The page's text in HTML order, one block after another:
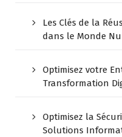
Les Clés de la
dans le Monde
Optimisez votre
Transformation
Optimisez la
Solutions